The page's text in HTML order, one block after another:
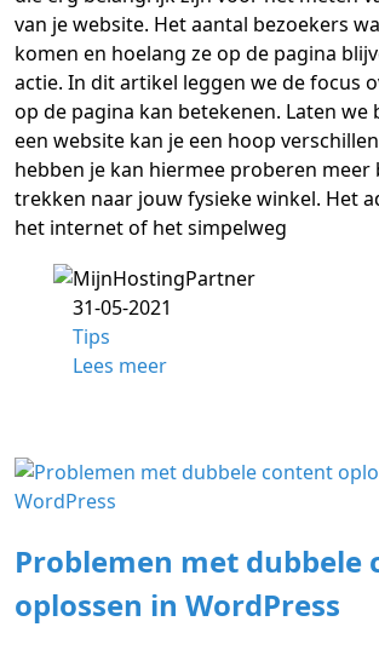
van je website. Het aantal bezoekers
komen en hoelang ze op de pagina
actie. In dit artikel leggen we de focus
op de pagina kan betekenen. Laten we
een website kan je een hoop
hebben je kan hiermee proberen meer
trekken naar jouw fysieke winkel. Het
het internet of het simpelweg
31-05-2021
Tips
Lees meer
Problemen met dubbele
oplossen in WordPress